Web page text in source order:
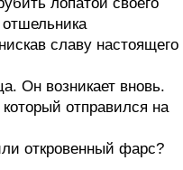
славу настоящего
Он возникает вновь.
отправился на
откровенный фарс?